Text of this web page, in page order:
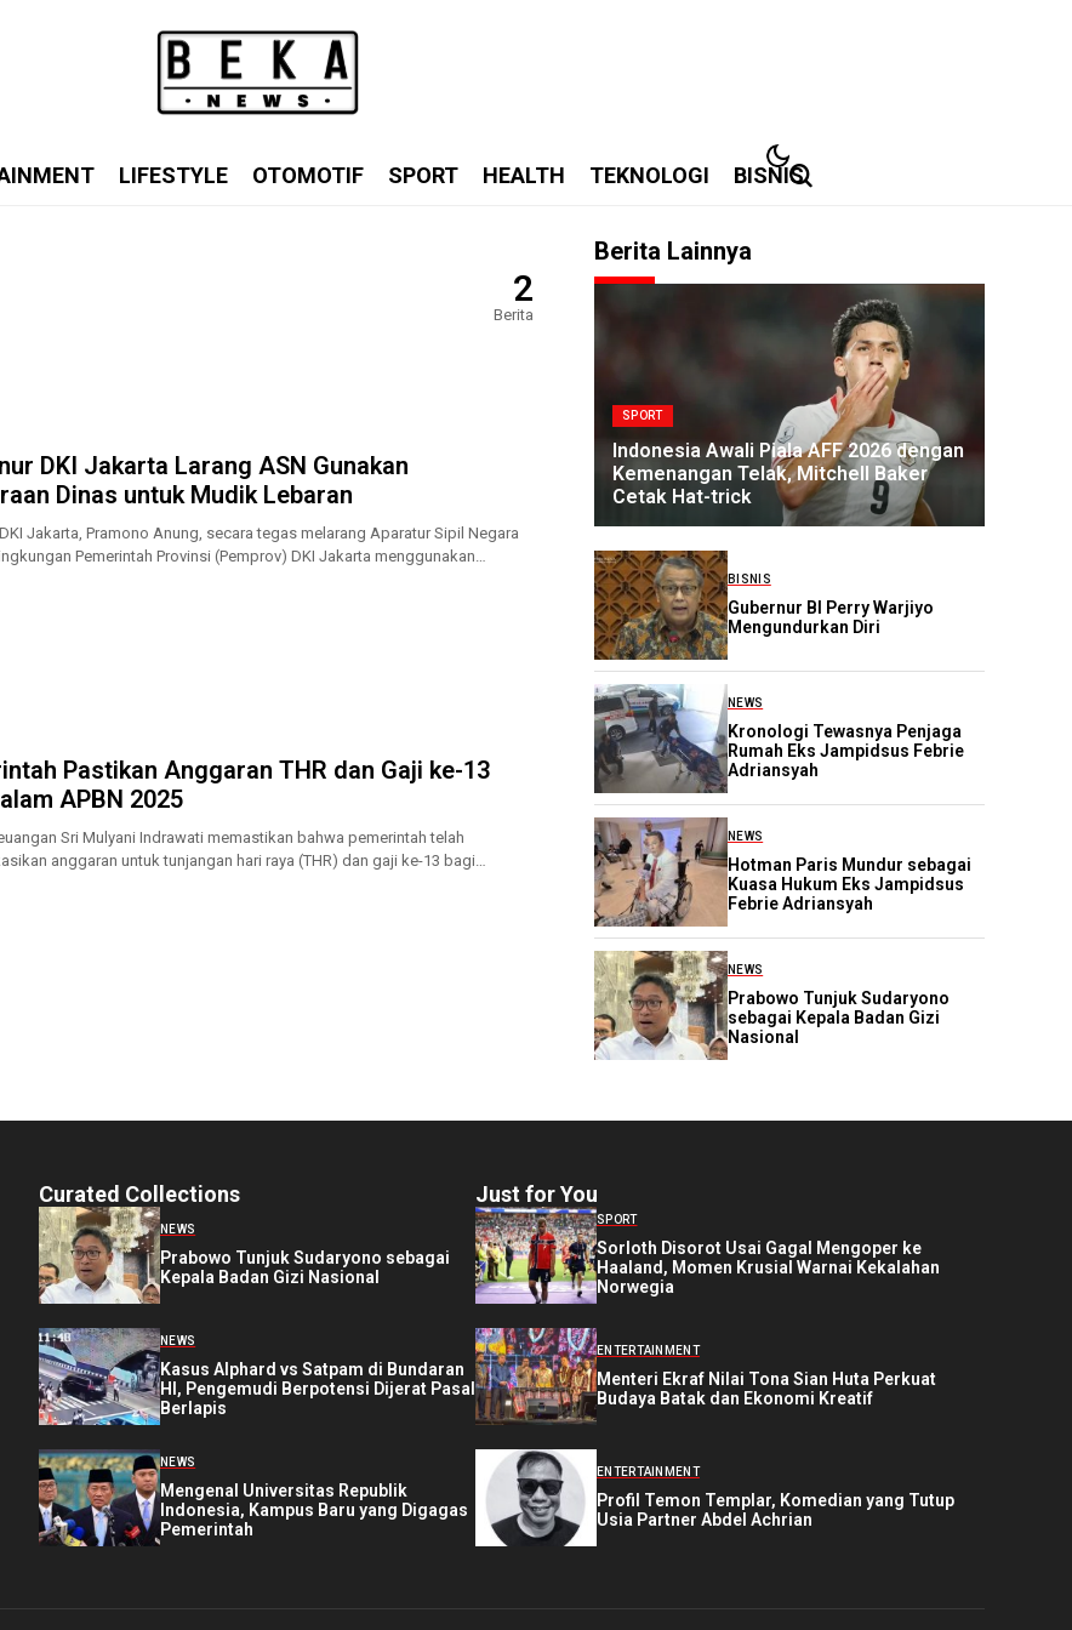
LIFESTYLE OTOMOTIF SPORT HEALTH TEKNOLOGI BISNIS
2
Berita
DKI Jakarta Larang ASN Gunakan
Dinas untuk Mudik Lebaran
Jakarta, Pramono Anung, secara tegas melarang Aparatur Sipil Negara
Pemerintah Provinsi (Pemprov) DKI Jakarta menggunakan
Pastikan Anggaran THR dan Gaji ke-13
APBN 2025
Sri Mulyani Indrawati memastikan bahwa pemerintah telah
anggaran untuk tunjangan hari raya (THR) dan gaji ke-13 bagi
Berita Lainnya
SPORT
Indonesia Awali Piala AFF 2026 dengan
Kemenangan Telak, Mitchell Baker
Cetak Hat-trick
BISNIS
Gubernur BI Perry Warjiyo
Mengundurkan Diri
NEWS
Kronologi Tewasnya Penjaga
Rumah Eks Jampidsus Febrie
Adriansyah
NEWS
Hotman Paris Mundur sebagai
Kuasa Hukum Eks Jampidsus
Febrie Adriansyah
NEWS
Prabowo Tunjuk Sudaryono
sebagai Kepala Badan Gizi
Nasional
Curated Collections
NEWS
Prabowo Tunjuk Sudaryono sebagai
Kepala Badan Gizi Nasional
NEWS
Kasus Alphard vs Satpam di Bundaran
HI, Pengemudi Berpotensi Dijerat Pasal
Berlapis
NEWS
Mengenal Universitas Republik
Indonesia, Kampus Baru yang Digagas
Pemerintah
Just for You
SPORT
Sorloth Disorot Usai Gagal Mengoper ke
Haaland, Momen Krusial Warnai Kekalahan
Norwegia
ENTERTAINMENT
Menteri Ekraf Nilai Tona Sian Huta Perkuat
Budaya Batak dan Ekonomi Kreatif
ENTERTAINMENT
Profil Temon Templar, Komedian yang Tutup
Usia Partner Abdel Achrian